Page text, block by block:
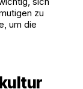
zu
um die